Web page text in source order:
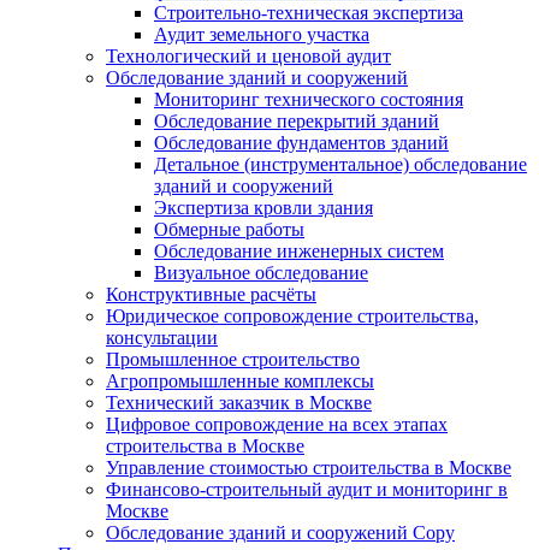
Строительно-техническая экспертиза
Аудит земельного участка
Технологический и ценовой аудит
Обследование зданий и сооружений
Мониторинг технического состояния
Обследование перекрытий зданий
Обследование фундаментов зданий
Детальное (инструментальное) обследование
зданий и сооружений
Экспертиза кровли здания
Обмерные работы
Обследование инженерных систем
Визуальное обследование
Конструктивные расчёты
Юридическое сопровождение строительства,
консультации
Промышленное строительство
Агропромышленные комплексы
Технический заказчик в Москве
Цифровое сопровождение на всех этапах
строительства в Москве
Управление стоимостью строительства в Москве
Финансово-строительный аудит и мониторинг в
Москве
Обследование зданий и сооружений Copy